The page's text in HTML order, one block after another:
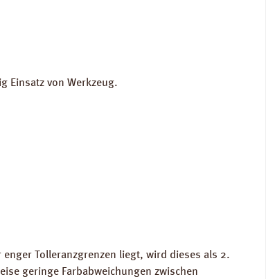
Einsatz von Werkzeug.
Tolleranzgrenzen liegt, wird dieses als 2.
geringe Farbabweichungen zwischen